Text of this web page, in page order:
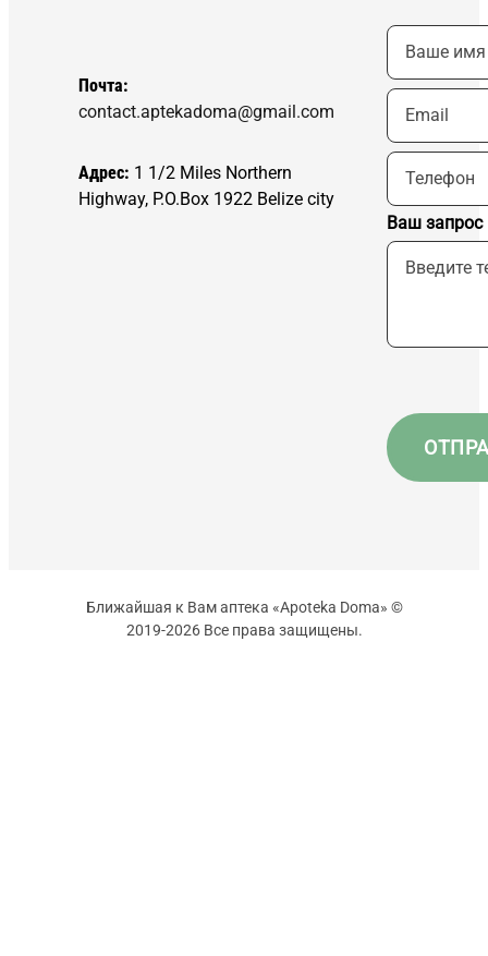
Почта:
contact.aptekadoma@gmail.com
Адрес: 1 1/2 Miles Northern
Highway, P.O.Box 1922 Belize city
Ваш запрос
Ближайшая к Вам аптека «Apoteka Doma» ©
2019-2026 Все права защищены.